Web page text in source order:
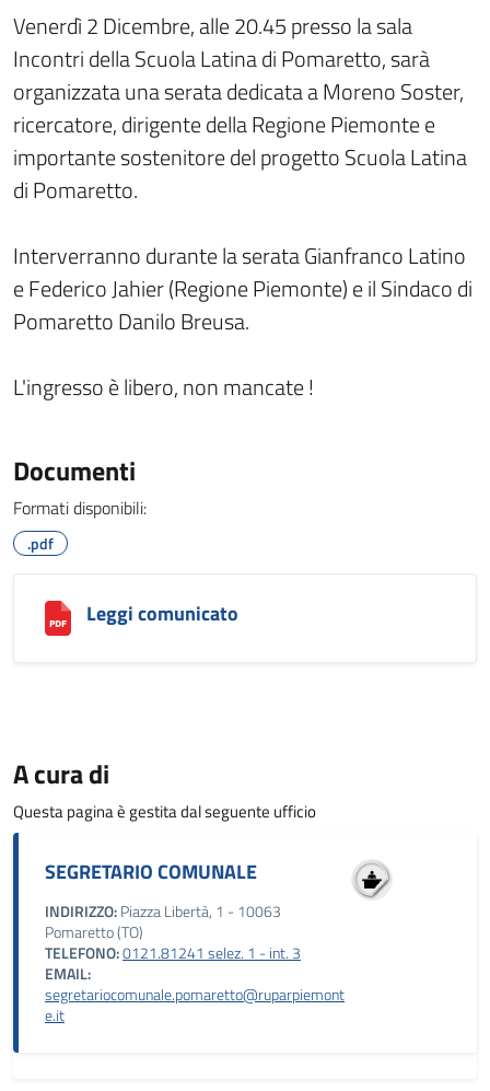
Venerdì 2 Dicembre, alle 20.45 presso la sala
Incontri della Scuola Latina di Pomaretto, sarà
organizzata una serata dedicata a Moreno Soster,
ricercatore, dirigente della Regione Piemonte e
importante sostenitore del progetto Scuola Latina
di Pomaretto.
Interverranno durante la serata Gianfranco Latino
e Federico Jahier (Regione Piemonte) e il Sindaco di
Pomaretto Danilo Breusa.
L'ingresso è libero, non mancate !
Documenti
Formati disponibili:
.pdf
Leggi comunicato
A cura di
Questa pagina è gestita dal seguente ufficio
SEGRETARIO COMUNALE
INDIRIZZO:Piazza Libertà, 1 - 10063
Pomaretto (TO)
TELEFONO:0121.81241 selez. 1 - int. 3
EMAIL:
segretariocomunale.pomaretto@ruparpiemont
e.it